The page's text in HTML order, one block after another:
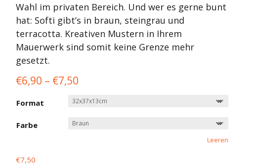
Wahl im privaten Bereich. Und wer es gerne bunt
hat: Softi gibt’s in braun, steingrau und
terracotta. Kreativen Mustern in Ihrem
Mauerwerk sind somit keine Grenze mehr
gesetzt.
€6,90 – €7,50
Format
Farbe
Leeren
€7,50